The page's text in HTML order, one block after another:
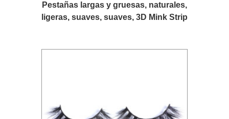
Pestañas largas y gruesas, naturales,
ligeras, suaves, suaves, 3D Mink Strip